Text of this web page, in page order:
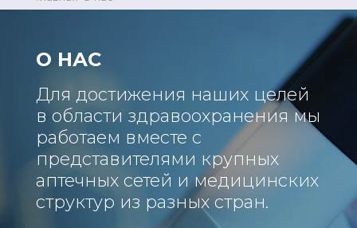
КЫРГЫЗСТАН
ТАДЖИКИСТАН
МОНГОЛИЯ
О НАС
Для достижения наших целей
в области здравоохранения мы
работаем вместе с
представителями крупных
аптечных сетей и медицинских
структур из разных стран.